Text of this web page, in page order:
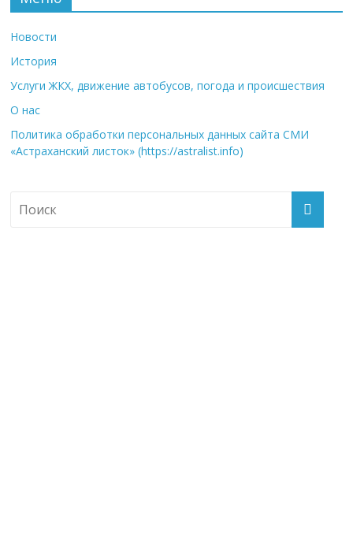
Новости
История
Услуги ЖКХ, движение автобусов, погода и происшествия
О нас
Политика обработки персональных данных сайта СМИ
«Астраханский листок» (https://astralist.info)